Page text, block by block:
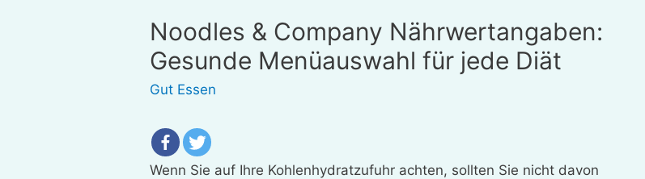
Noodles & Company Nährwertangaben:
Gesunde Menüauswahl für jede Diät
Gut Essen
Wenn Sie auf Ihre Kohlenhydratzufuhr achten, sollten Sie nicht davon